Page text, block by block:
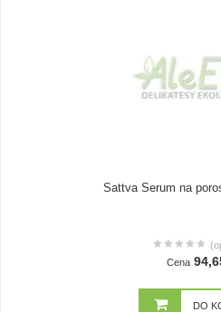
Sattva Serum na
Cena
DO